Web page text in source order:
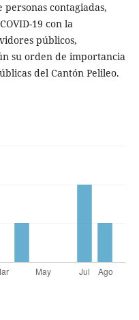
contagiadas,
19 con la
públicos,
su orden de importancia
del Cantón Pelileo.